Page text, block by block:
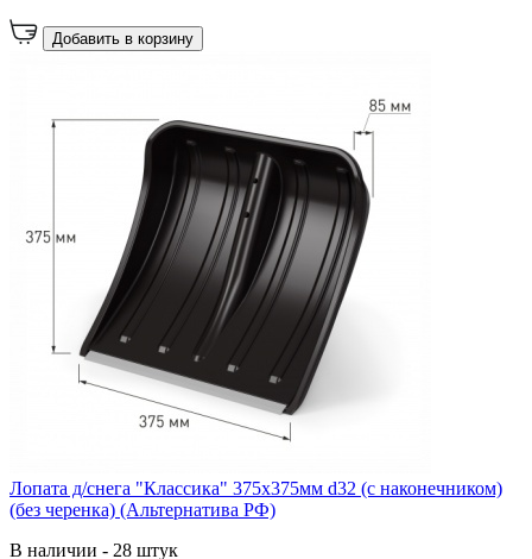
Добавить в корзину
Лопата д/снега "Классика" 375х375мм d32 (с наконечником)
(без черенка) (Альтернатива РФ)
В наличии - 28 штук